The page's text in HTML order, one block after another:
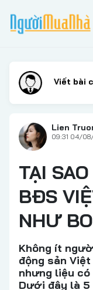
Lien
09:31 04/
TẠI
BĐS
NHƯ
Không ít
động sản Việt
nhưng liệu
Dưới đây là